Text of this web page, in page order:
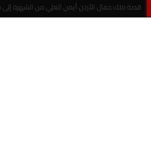
خطوبة شيرين بيوتي وأسامة مروة تثير ضجة على